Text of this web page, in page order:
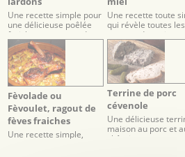
Une recette simple pour
une délicieuse poêlée
fraiche et gourmande
Une recette toute
qui révèle toutes les
saveurs du
Fèvolade ou
Fèvoulet, ragout de
fèves fraiches
Une recette simple,
Terrine de porc
cévenole
Une délicieuse
maison au porc et
châtaignes